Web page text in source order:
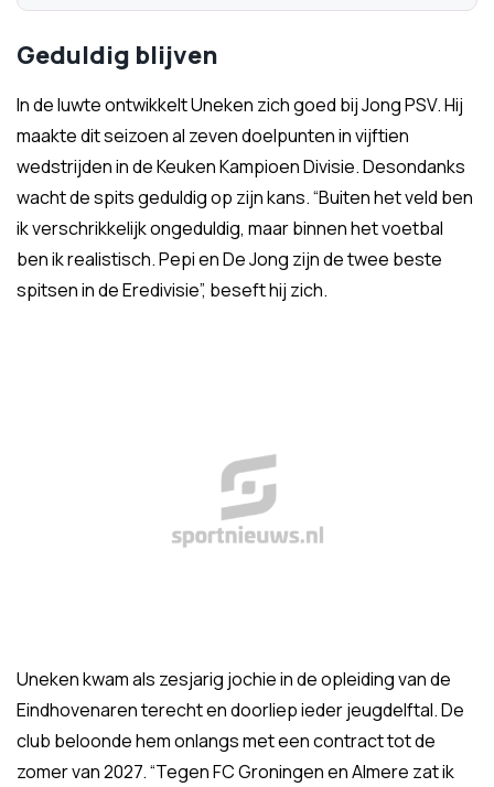
Geduldig blijven
In de luwte ontwikkelt Uneken zich goed bij Jong PSV. Hij
maakte dit seizoen al zeven doelpunten in vijftien
wedstrijden in de Keuken Kampioen Divisie. Desondanks
wacht de spits geduldig op zijn kans. “Buiten het veld ben
ik verschrikkelijk ongeduldig, maar binnen het voetbal
ben ik realistisch. Pepi en De Jong zijn de twee beste
spitsen in de Eredivisie”, beseft hij zich.
Uneken kwam als zesjarig jochie in de opleiding van de
Eindhovenaren terecht en doorliep ieder jeugdelftal. De
club beloonde hem onlangs met een contract tot de
zomer van 2027. “Tegen FC Groningen en Almere zat ik